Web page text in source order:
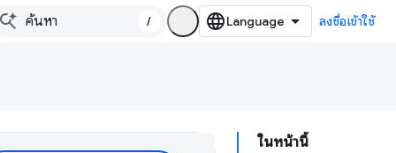
/ ลงชื่อเข้าใช้
ในหน้านี้